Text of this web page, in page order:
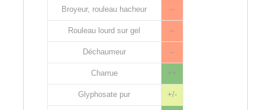
Broyeur, rouleau hacheur --
Rouleau lourd sur gel --
Déchaumeur --
Charrue ++
Glyphosate pur +/-